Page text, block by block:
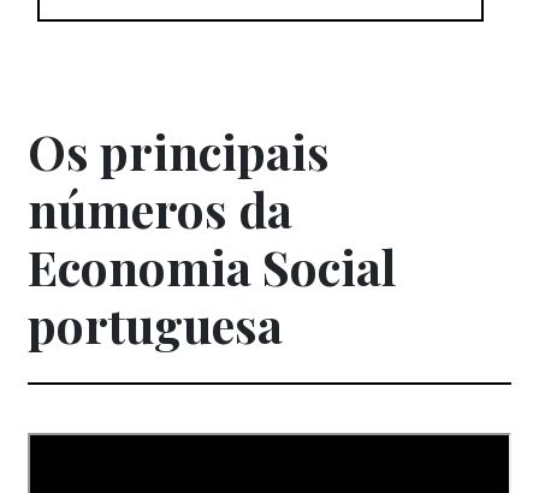
Os principais
números da
Economia Social
portuguesa